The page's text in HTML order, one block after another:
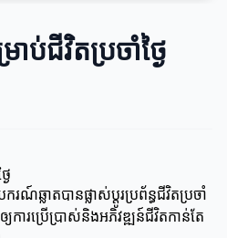
ប់ជីវិតប្រចាំថ្ងៃ
រណ៍ឆ្លាតបានផ្លាស់ប្តូរប្រព័ន្ធជីវិតប្រចាំ
ការប្រើប្រាស់និងអភិវឌ្ឍន៍ជីវិតកាន់តែ